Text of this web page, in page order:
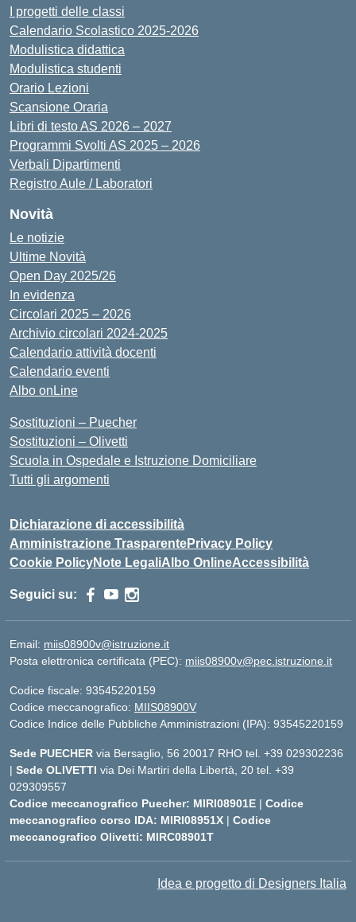
I progetti delle classi
Calendario Scolastico 2025-2026
Modulistica didattica
Modulistica studenti
Orario Lezioni
Scansione Oraria
Libri di testo AS 2026 – 2027
Programmi Svolti AS 2025 – 2026
Verbali Dipartimenti
Registro Aule / Laboratori
Novità
Le notizie
Ultime Novità
Open Day 2025/26
In evidenza
Circolari 2025 – 2026
Archivio circolari 2024-2025
Calendario attività docenti
Calendario eventi
Albo onLine
Sostituzioni – Puecher
Sostituzioni – Olivetti
Scuola in Ospedale e Istruzione Domiciliare
Tutti gli argomenti
Dichiarazione di accessibilità
Amministrazione TrasparentePrivacy Policy
Cookie PolicyNote LegaliAlbo OnlineAccessibilità
Seguici su:
Email: miis08900v@istruzione.it
Posta elettronica certificata (PEC): miis08900v@pec.istruzione.it
Codice fiscale: 93545220159
Codice meccanografico: MIIS08900V
Codice Indice delle Pubbliche Amministrazioni (IPA): 93545220159
Sede PUECHER via Bersaglio, 56 20017 RHO tel. +39 029302236
| Sede OLIVETTI via Dei Martiri della Libertà, 20 tel. +39
029309557
Codice meccanografico Puecher: MIRI08901E | Codice
meccanografico corso IDA: MIRI08951X | Codice
meccanografico Olivetti: MIRC08901T
Idea e progetto di Designers Italia